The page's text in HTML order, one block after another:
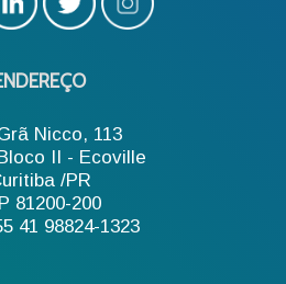
Nicco, 113
II - Ecoville
/PR
81200-200
41 98824-1323